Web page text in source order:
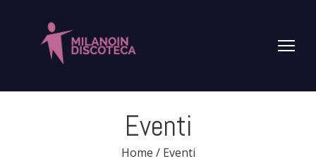
Eventi
Home /Eventi